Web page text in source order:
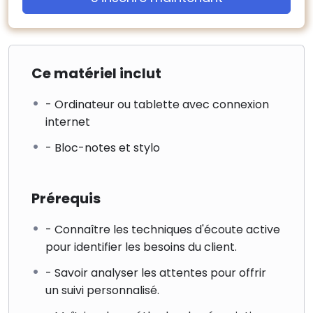
– Expliquer le processus d’achat et de vente
2 – L’évaluation du bien et la négociation
– Appréhender les forces et faiblesses du marché
– Prendre la tendance du marché avec les
apprenants
– Estimer un bien immobilier :
– Identifier les avantages et les axes d’amélioration
– Coconstruire le prix
– Présenter des méthodes d’évaluation
– Traiter les objections sur le prix :
– Sur les services et sur l’exclusivité
Ce matériel inclut
- Ordinateur ou tablette avec connexion
internet
- Bloc-notes et stylo
Prérequis
- Connaître les techniques d'écoute active
pour identifier les besoins du client.
- Savoir analyser les attentes pour offrir
un suivi personnalisé.